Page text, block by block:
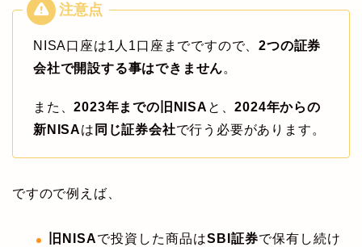
NISA口座は1人1口座までですので、2つの証券
会社で開設する事はできません。
また、2023年までの旧NISA と、2024年からの
新NISAは 同じ証券会社で行う必要があります。
ですので例えば、
旧NISAで投資した商品はSBI証券で保有し続け